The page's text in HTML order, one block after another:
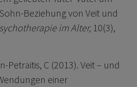
Beziehung von Veit und
im Alter, 10(3),
Petraitis, C (2013). Veit – und
einer